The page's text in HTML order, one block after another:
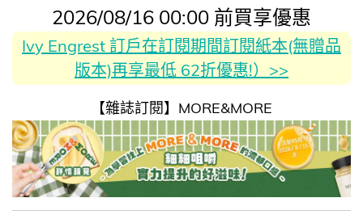
2026/08/16 00:00 前買享優惠
Ivy Engrest 訂戶在訂閱期間訂閱紙本(無贈品
版本)再享最低 62折優惠!）>>
【雜誌訂閱】MORE&MORE